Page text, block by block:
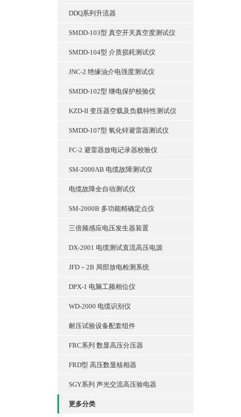
DDQ系列升流器
SMDD-103型 真空开关真空度测试仪
SMDD-104型 介质损耗测试仪
JNC-2 绝缘油介电强度测试仪
SMDD-102型 继电保护校验仪
KZD-II 变压器空载及负载特性测试仪
SMDD-107型 氧化锌避雷器测试仪
FC-2 避雷器放电记录器校验仪
SM-2000AB 电缆故障测试仪
电缆故障全自动测试仪
SM-2000B 多功能精确定点仪
三倍频感应电压发生器装置
DX-2001 电缆测试直流高压电源
JFD－2B 局部放电检测系统
DPX-1 电脑工频相位仪
WD-2000 电缆识别仪
耐压试验设备配套组件
FRC系列 数显高压分压器
FRD型 高压数显核相器
SGY系列 声光交流高压验电器
更多分类